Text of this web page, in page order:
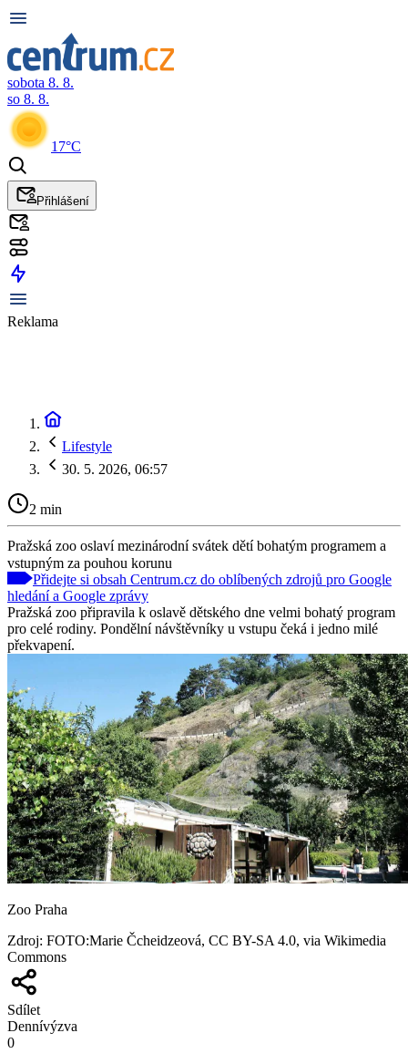
sobota 8. 8.
so 8. 8.
17°C
Přihlášení
Reklama
Lifestyle
30. 5. 2026, 06:57
2 min
Pražská zoo oslaví mezinárodní svátek dětí bohatým programem a
vstupným za pouhou korunu
Přidejte si obsah Centrum.cz do oblíbených zdrojů pro Google
hledání a Google zprávy
Pražská zoo připravila k oslavě dětského dne velmi bohatý program
pro celé rodiny. Pondělní návštěvníky u vstupu čeká i jedno milé
překvapení.
Zoo Praha
Zdroj: FOTO:Marie Čcheidzeová, CC BY-SA 4.0, via Wikimedia
Commons
Sdílet
Dennívýzva
0